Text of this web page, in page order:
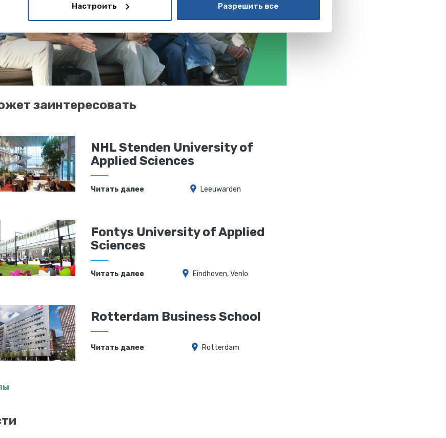
Настроить Разрешить все
заинтересовать
NHL Stenden University of
Applied Sciences
Читать далее Leeuwarden
Fontys University of Applied
Sciences
Читать далее Eindhoven, Venlo
Rotterdam Business School
Читать далее Rotterdam